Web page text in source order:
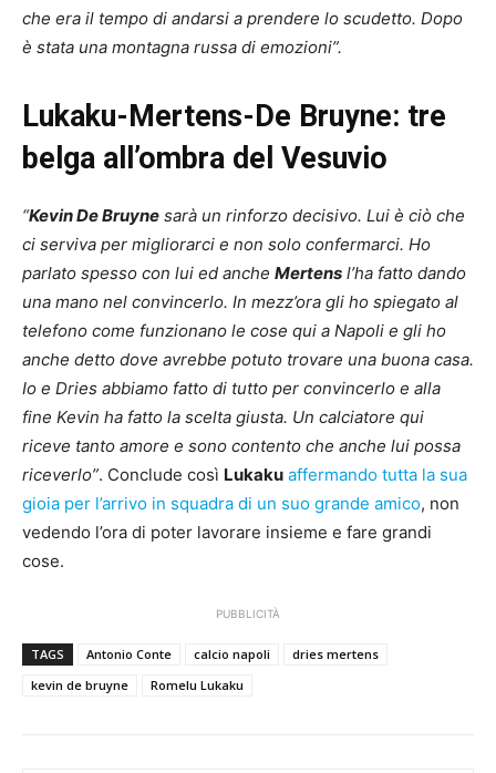
che era il tempo di andarsi a prendere lo scudetto. Dopo
è stata una montagna russa di emozioni”.
Lukaku-Mertens-De Bruyne: tre
belga all’ombra del Vesuvio
“Kevin De Bruyne sarà un rinforzo decisivo. Lui è ciò che
ci serviva per migliorarci e non solo confermarci. Ho
parlato spesso con lui ed anche Mertens l’ha fatto dando
una mano nel convincerlo. In mezz’ora gli ho spiegato al
telefono come funzionano le cose qui a Napoli e gli ho
anche detto dove avrebbe potuto trovare una buona casa.
Io e Dries abbiamo fatto di tutto per convincerlo e alla
fine Kevin ha fatto la scelta giusta. Un calciatore qui
riceve tanto amore e sono contento che anche lui possa
riceverlo”. Conclude così Lukaku affermando tutta la sua
gioia per l’arrivo in squadra di un suo grande amico, non
vedendo l’ora di poter lavorare insieme e fare grandi
cose.
PUBBLICITÀ
TAGS Antonio Conte calcio napoli
dries mertens
kevin de bruyne
Romelu Lukaku